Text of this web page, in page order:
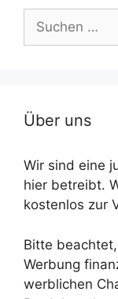
Suche
nach:
Über uns
Wir sind eine
hier betreibt.
kostenlos zur
Bitte
Werbung
werblichen